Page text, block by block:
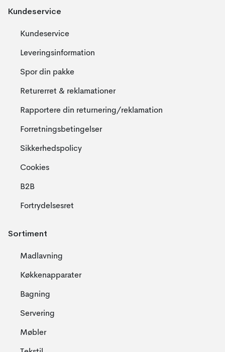
Kundeservice
Kundeservice
Leveringsinformation
Spor din pakke
Returerret & reklamationer
Rapportere din returnering/reklamation
Forretningsbetingelser
Sikkerhedspolicy
Cookies
B2B
Fortrydelsesret
Sortiment
Madlavning
Køkkenapparater
Bagning
Servering
Møbler